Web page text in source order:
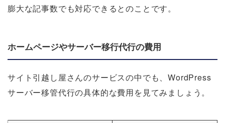
膨大な記事数でも対応できるとのことです。
ホームページやサーバー移行代行の費用
サイト引越し屋さんのサービスの中でも、WordPress
サーバー移管代行の具体的な費用を見てみましょう。